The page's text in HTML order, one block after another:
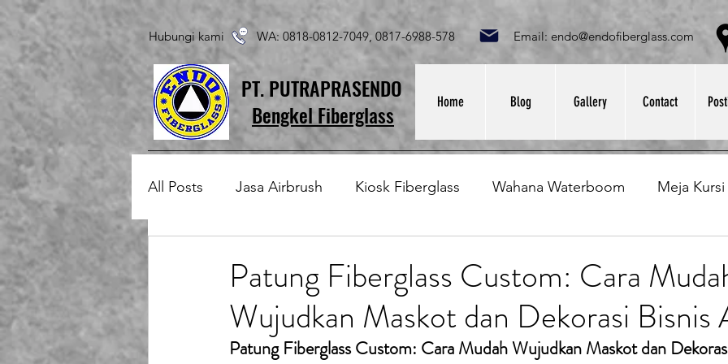
Hubungi kami WA: 0818-0812-7049, 0817-6988-578 Email: endo@endofiberglass.com
Bengkel Fiberglass
PT. PUTRAPRASENDO Home Blog Gallery Contact
All Posts Jasa Airbrush Kiosk Fiberglass Wahana Waterboom Meja
Patung Fiberglass Tempat Sampah Fiberglass Lining Fiberglass Ilmu
Patung Fiberglass Custom: Cara
Wujudkan Maskot dan Dekorasi Bisnis
Patung Fiberglass Custom: Cara Mudah Wujudkan Maskot dan